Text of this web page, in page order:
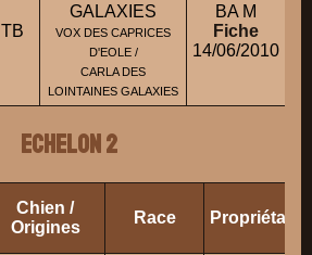
TB
GALAXIES
VOX DES CAPRICES
D'EOLE /
CARLA DES
LOINTAINES GALAXIES
BA M
Fiche
14/06/2010
ECHELON 2
Chien /
Origines
Race